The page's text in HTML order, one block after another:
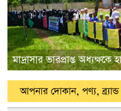
মাদ্রাসার ভারপ্রাপ্ত